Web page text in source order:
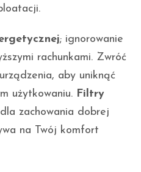
; ignorowanie
rachunkami. Zwróć
aby uniknąć
użytkowaniu. Filtry
zachowania dobrej
na Twój komfort